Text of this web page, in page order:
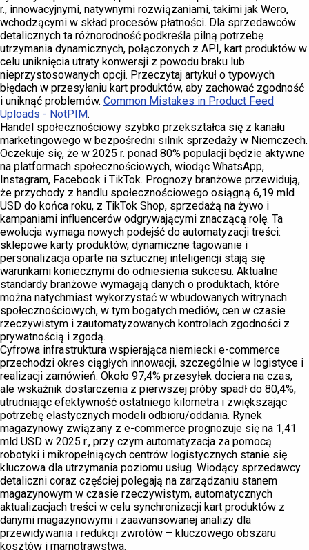
r., innowacyjnymi, natywnymi rozwiązaniami, takimi jak Wero,
wchodzącymi w skład procesów płatności. Dla sprzedawców
detalicznych ta różnorodność podkreśla pilną potrzebę
utrzymania dynamicznych, połączonych z API, kart produktów w
celu uniknięcia utraty konwersji z powodu braku lub
nieprzystosowanych opcji. Przeczytaj artykuł o typowych
błędach w przesyłaniu kart produktów, aby zachować zgodność
i uniknąć problemów. Common Mistakes in Product Feed
Uploads - NotPIM.
Handel społecznościowy szybko przekształca się z kanału
marketingowego w bezpośredni silnik sprzedaży w Niemczech.
Oczekuje się, że w 2025 r. ponad 80% populacji będzie aktywne
na platformach społecznościowych, wiodąc WhatsApp,
Instagram, Facebook i TikTok. Prognozy branżowe przewidują,
że przychody z handlu społecznościowego osiągną 6,19 mld
USD do końca roku, z TikTok Shop, sprzedażą na żywo i
kampaniami influencerów odgrywającymi znaczącą rolę. Ta
ewolucja wymaga nowych podejść do automatyzacji treści:
sklepowe karty produktów, dynamiczne tagowanie i
personalizacja oparte na sztucznej inteligencji stają się
warunkami koniecznymi do odniesienia sukcesu. Aktualne
standardy branżowe wymagają danych o produktach, które
można natychmiast wykorzystać w wbudowanych witrynach
społecznościowych, w tym bogatych mediów, cen w czasie
rzeczywistym i zautomatyzowanych kontrolach zgodności z
prywatnością i zgodą.
Cyfrowa infrastruktura wspierająca niemiecki e-commerce
przechodzi okres ciągłych innowacji, szczególnie w logistyce i
realizacji zamówień. Około 97,4% przesyłek dociera na czas,
ale wskaźnik dostarczenia z pierwszej próby spadł do 80,4%,
utrudniając efektywność ostatniego kilometra i zwiększając
potrzebę elastycznych modeli odbioru/oddania. Rynek
magazynowy związany z e-commerce prognozuje się na 1,41
mld USD w 2025 r., przy czym automatyzacja za pomocą
robotyki i mikropełniących centrów logistycznych stanie się
kluczowa dla utrzymania poziomu usług. Wiodący sprzedawcy
detaliczni coraz częściej polegają na zarządzaniu stanem
magazynowym w czasie rzeczywistym, automatycznych
aktualizacjach treści w celu synchronizacji kart produktów z
danymi magazynowymi i zaawansowanej analizy dla
przewidywania i redukcji zwrotów – kluczowego obszaru
kosztów i marnotrawstwa.